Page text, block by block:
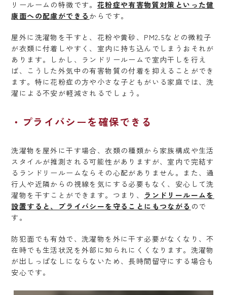
リールームの特徴です。 花粉症や有害物質対策といった健
康面への配慮ができる からです。
屋外に洗濯物を干すと、花粉や黄砂、PM2.5などの微粒子
が衣類に付着しやすく、室内に持ち込んでしまうおそれが
あります。しかし、ランドリールームで室内干しを行え
ば、こうした外気中の有害物質の付着を抑えることができ
ます。特に花粉症の方や小さな子どもがいる家庭では、洗
濯による不安が軽減されるでしょう。
プライバシーを確保できる
洗濯物を屋外に干す場合、衣類の種類から家族構成や生活
スタイルが推測される可能性がありますが、室内で完結す
るランドリールームならその心配がありません。また、通
行人や近隣からの視線を気にする必要もなく、安心して洗
濯物を干すことができます。つまり、 ランドリールームを
設置すると、プライバシーを守ることにもつながる ので
す。
防犯面でも有効で、洗濯物を外に干す必要がなくなり、不
在時でも生活状況を外部に知られにくくなります。洗濯物
が出しっぱなしにならないため、長時間留守にする場合も
安心です。